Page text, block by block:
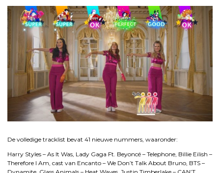
De volledige tracklist bevat 41 nieuwe nummers, waaronder:
Harry Styles – As It Was, Lady Gaga Ft. Beyoncé – Telephone, Billie Eilish –
Therefore I Am, cast van Encanto – We Don’t Talk About Bruno, BTS –